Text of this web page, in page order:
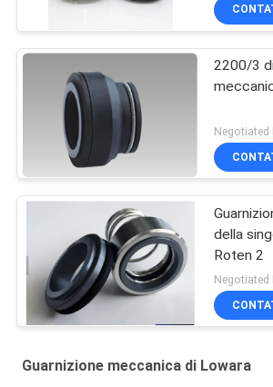
2200/3
Negotiated
della
Roten 2
Negotiated
Guarnizione meccanica di Lowara